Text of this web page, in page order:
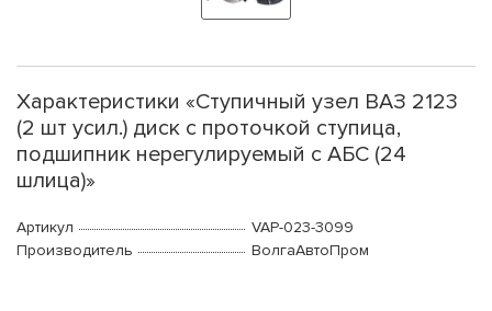
Характеристики «Ступичный узел ВАЗ 2123
(2 шт усил.) диск с проточкой ступица,
подшипник нерегулируемый с АБС (24
шлица)»
Артикул
VAP-023-3099
Производитель
ВолгаАвтоПром